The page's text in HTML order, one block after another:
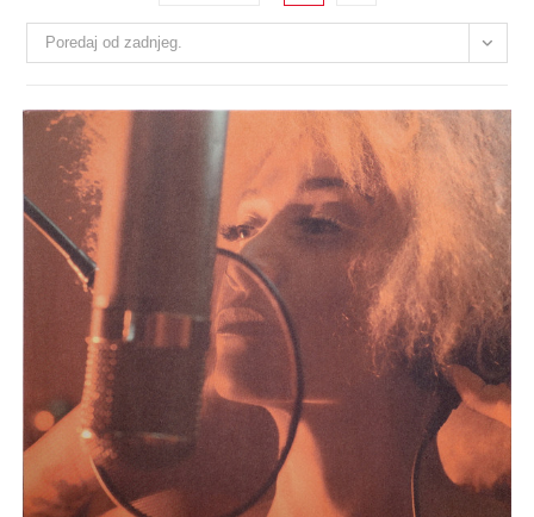
Poredaj od zadnjeg.